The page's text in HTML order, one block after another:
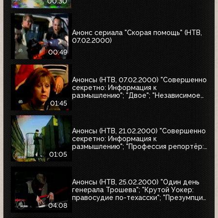
00:49
Анонс сериала "Скорая помощь" (НТВ,
07.02.2000)
01:45
Анонсы (НТВ, 07.02.2000) "Совершенно
секретно: Информация к
размышлению"; "Двое"; "Независимое
01:05
Анонсы (НТВ, 21.02.2000) "Совершенно
секретно: Информация к
размышлению"; "Профессия репортёр:
04:08
Анонсы (НТВ, 25.02.2000) "Один день
генерала Трошева"; "Крутой Уокер:
правосудие по-техасски"; "Презумпция